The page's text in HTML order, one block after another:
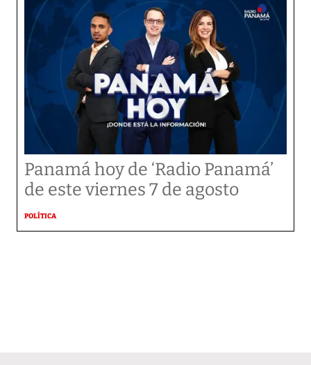
Panamá hoy de ‘Radio Panamá’
de este viernes 7 de agosto
POLÍTICA